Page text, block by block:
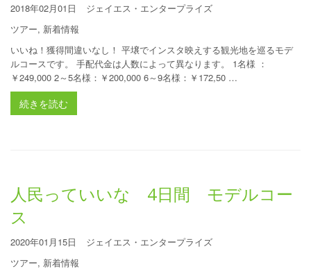
2018年02月01日
ジェイエス・エンタープライズ
ツアー, 新着情報
いいね！獲得間違いなし！ 平壌でインスタ映えする観光地を巡るモデ
ルコースです。 手配代金は人数によって異なります。 1名様 ：
￥249,000 2～5名様：￥200,000 6～9名様：￥172,50 …
続きを読む
人民っていいな 4日間 モデルコー
ス
2020年01月15日
ジェイエス・エンタープライズ
ツアー, 新着情報